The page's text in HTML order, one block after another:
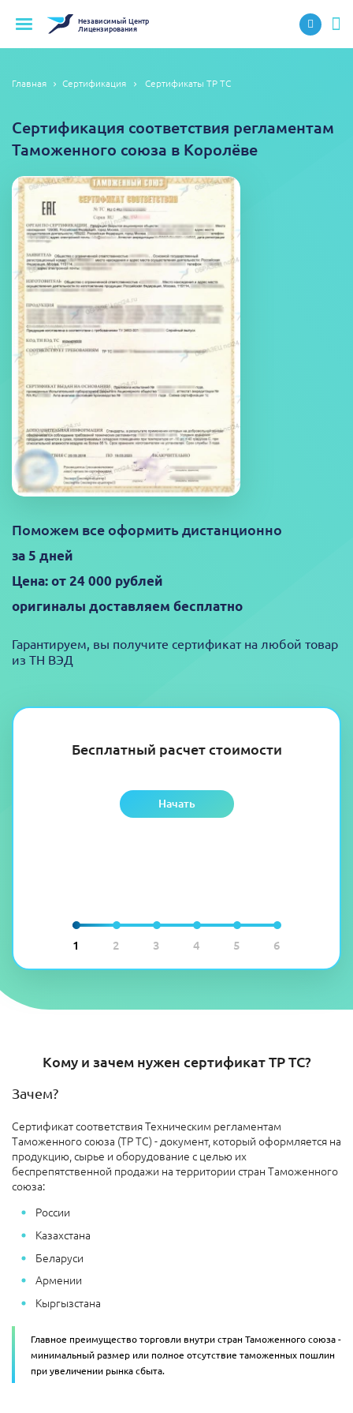
НезависимыйЦентр
Лицензирования
Главная Сертификация Сертификаты ТР ТС
1 2 3 4 5 6
Бесплатный расчет стоимости
Начать
Сертификация соответствия регламентам
Таможенного союза в Королёве
Поможем все оформить дистанционно
за 5 дней
Цена: от 24 000 рублей
оригиналы доставляем бесплатно
Гарантируем, вы получите сертификат на любой товар
из ТН ВЭД
Кому и зачем нужен сертификат ТР ТС?
Зачем?
Сертификат соответствия Техническим регламентам
Таможенного союза (ТР ТС) - документ, который оформляется на
продукцию, сырье и оборудование с целью их
беспрепятственной продажи на территории стран Таможенного
союза:
России
Казахстана
Беларуси
Армении
Кыргызстана
Главное преимущество торговли внутри стран Таможенного союза -
минимальный размер или полное отсутствие таможенных пошлин
при увеличении рынка сбыта.